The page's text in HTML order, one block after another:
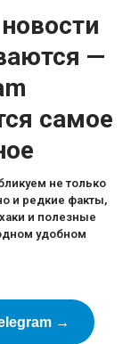
—
самое
не только
и редкие факты,
и полезные
удобном
→